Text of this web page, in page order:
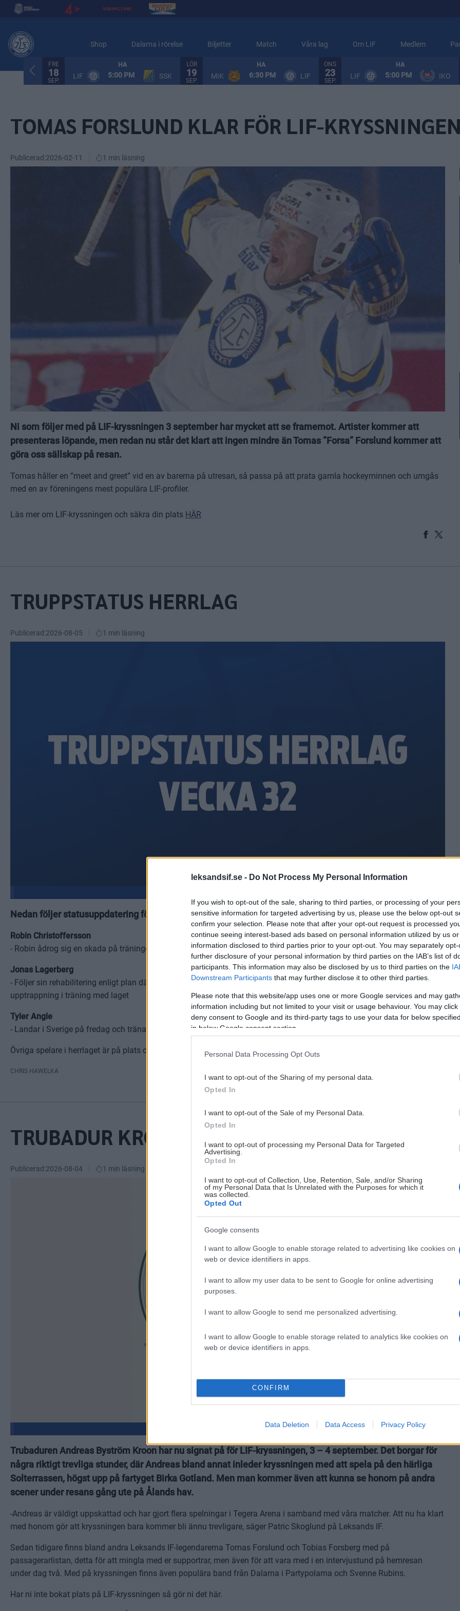
leksandsif.se - Do Not Process My Personal Information
If you wish to opt-out of the sale, sharing to third parties, or processing of your
sensitive information for targeted advertising by us, please use the below opt-out
confirm your selection. Please note that after your opt-out request is processed
continue seeing interest-based ads based on personal information utilized by us
information disclosed to third parties prior to your opt-out. You may separately
further disclosure of your personal information by third parties on the IAB’s list of
participants. This information may also be disclosed by us to third parties on the
Downstream Participants that may further disclose it to other third parties.
Please note that this website/app uses one or more Google services and may
information including but not limited to your visit or usage behaviour. You may
deny consent to Google and its third-party tags to use your data for below
in below Google consent section.
Personal Data Processing Opt Outs
I want to opt-out of the Sharing of my personal data.
Opted In
I want to opt-out of the Sale of my Personal Data.
Opted In
I want to opt-out of processing my Personal Data for Targeted
Advertising.
Opted In
I want to opt-out of Collection, Use, Retention, Sale, and/or Sharing
of my Personal Data that Is Unrelated with the Purposes for which it
was collected.
Opted Out
Google consents
I want to allow Google to enable storage related to advertising like cookies on
web or device identifiers in apps.
I want to allow my user data to be sent to Google for online advertising
purposes.
I want to allow Google to send me personalized advertising.
I want to allow Google to enable storage related to analytics like cookies on
web or device identifiers in apps.
CONFIRM
Data Deletion Data Access Privacy Policy
Shop Dalarna i rörelse Biljetter Match Våra lag Om LIF Medlem
FRE
18
SEP.
HA
LIF 5:00 PM SSK
LÖR
19
SEP.
HA
MIK 6:30 PM LIF
ONS
23
SEP.
HA
LIF 5:00 PM IKO
TOMAS FORSLUND KLAR FÖR LIF-KRYSSNINGEN
Publicerad:2026-02-11 1 min läsning
Ni som följer med på LIF-kryssningen 3 september har mycket att se framemot. Artister kommer att
presenteras löpande, men redan nu står det klart att ingen mindre än Tomas ”Forsa” Forslund kommer att
göra oss sällskap på resan.
Tomas håller en ”meet and greet” vid en av barerna på utresan, så passa på att prata gamla hockeyminnen och umgås
med en av föreningens mest populära LIF-profiler.
Läs mer om LIF-kryssningen och säkra din plats HÄR
TRUPPSTATUS HERRLAG
Publicerad:2026-08-05 1 min läsning
Nedan följer statusuppdatering för herrlaget under vecka 32
Robin Christoffersson
- Robin ådrog sig en skada på träningen igår som håller honom borta från spel i 4-6 veckor
Jonas Lagerberg
- Följer sin rehabilitering enligt plan där nya tester planeras framöver. Därefter läggs sedan en plan för vidare
upptrappning i träning med laget
Tyler Angle
- Landar i Sverige på fredag och tränar med herrlaget från och med måndag nästa vecka.
Övriga spelare i herrlaget är på plats och tränar fullt i gym och på is
CHRIS HAWELKA
TRUBADUR KROON MED OMBORD
Publicerad:2026-08-04 1 min läsning
Trubaduren Andreas Byström Kroon har nu signat på för LIF-kryssningen, 3 – 4 september. Det borgar för
några riktigt trevliga stunder, där Andreas bland annat inleder kryssningen med att spela på den härliga
Solterrassen, högst upp på fartyget Birka Gotland. Men man kommer även att kunna se honom på andra
scener under resans gång ute på Ålands hav.
-Andreas är väldigt uppskattad och har gjort flera spelningar i Tegera Arena i samband med våra matcher. Att nu ha klart
med honom gör att kryssningen bara kommer bli ännu trevligare, säger Patric Skoglund på Leksands IF.
Sedan tidigare finns bland andra Leksands IF-legendarerna Tomas Forslund och Tobias Forsberg med på
passagerarlistan, detta för att mingla med er supportrar, men även för att vara med i en intervjustund på hemresan
under dag två. Med på kryssningen finns även populära band från Dalarna i Partypolarna och Svenne Rubins.
Har ni inte bokat plats på LIF-kryssningen så gör ni det här.